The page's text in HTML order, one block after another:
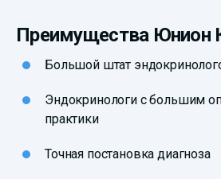
Преимущества Юнион
Большой штат
Эндокринологи с большим
практики
Точная постановка диагноза